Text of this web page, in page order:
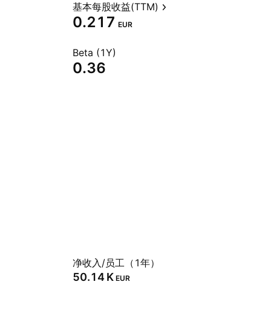
基本每股收益(TTM)
0.217 EUR
Beta (1Y)
0.36
净收入/员工（1年）
‪50.14 K‬ EUR